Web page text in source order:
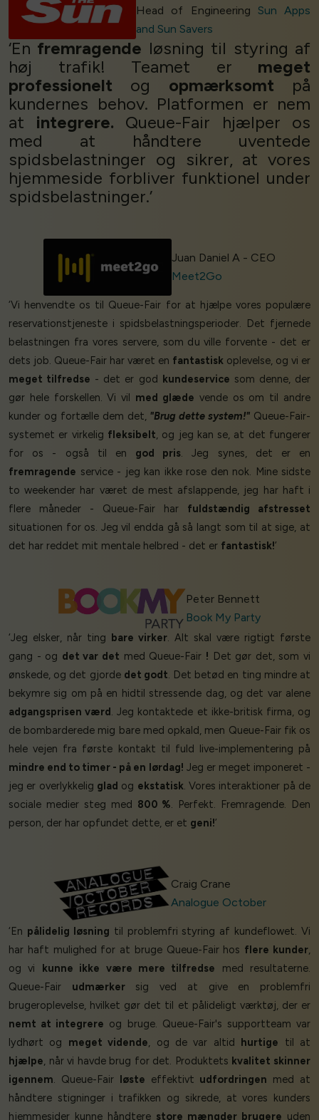
Head of Engineering Sun Apps
and Sun Savers
‘En fremragende løsning til styring af
høj trafik! Teamet er meget
professionelt og opmærksomt på
kundernes behov. Platformen er nem
at integrere. Queue-Fair hjælper os
med at håndtere uventede
spidsbelastninger og sikrer, at vores
hjemmeside forbliver funktionel under
spidsbelastninger.’
Juan Daniel A - CEO
Meet2Go
‘Vi henvendte os til Queue-Fair for at hjælpe vores populære
reservationstjeneste i spidsbelastningsperioder. Det fjernede
belastningen fra vores servere, som du ville forvente - det er
dets job. Queue-Fair har været en fantastisk oplevelse, og vi er
meget tilfredse - det er god kundeservice som denne, der
gør hele forskellen. Vi vil med glæde vende os om til andre
kunder og fortælle dem det, "Brug dette system!" Queue-Fair-
systemet er virkelig fleksibelt, og jeg kan se, at det fungerer
for os - også til en god pris. Jeg synes, det er en
fremragende service - jeg kan ikke rose den nok. Mine sidste
to weekender har været de mest afslappende, jeg har haft i
flere måneder - Queue-Fair har fuldstændig afstresset
situationen for os. Jeg vil endda gå så langt som til at sige, at
det har reddet mit mentale helbred - det er fantastisk!’
Peter Bennett
Book My Party
‘Jeg elsker, når ting bare virker. Alt skal være rigtigt første
gang - og det var det med Queue-Fair ! Det gør det, som vi
ønskede, og det gjorde det godt. Det betød en ting mindre at
bekymre sig om på en hidtil stressende dag, og det var alene
adgangsprisen værd . Jeg kontaktede et ikke-britisk firma, og
de bombarderede mig bare med opkald, men Queue-Fair fik os
hele vejen fra første kontakt til fuld live-implementering på
mindre end to timer - på en lørdag! Jeg er meget imponeret -
jeg er overlykkelig glad og ekstatisk. Vores interaktioner på de
sociale medier steg med 800 %. Perfekt. Fremragende. Den
person, der har opfundet dette, er et geni!’
Craig Crane
Analogue October
‘En pålidelig løsning til problemfri styring af kundeflowet. Vi
har haft mulighed for at bruge Queue-Fair hos flere kunder,
og vi
kunne ikke være mere tilfredse med resultaterne.
Queue-Fair udmærkersig ved at give en problemfri
brugeroplevelse, hvilket gør det til et pålideligt værktøj, der er
nemt at integrere og bruge. Queue-Fair's supportteam var
lydhørt og meget vidende, og de var altid hurtige til at
hjælpe, når vi havde brug for det. Produktets kvalitet skinner
igennem. Queue-Fair løste effektivt udfordringen med at
håndtere stigninger i trafikken og sikrede, at vores kunders
hjemmesider kunne håndtere store mængder brugere uden